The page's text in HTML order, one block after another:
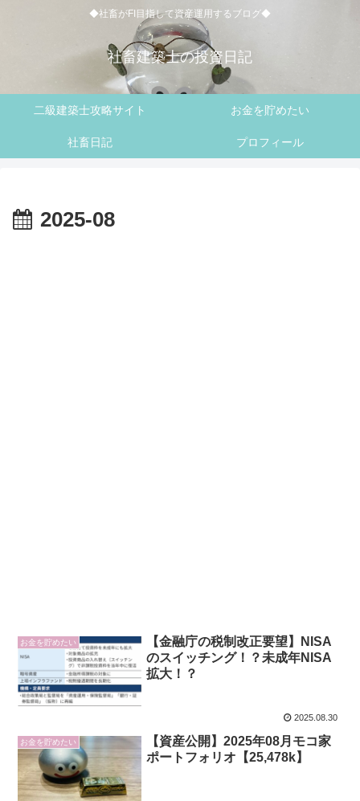
◆社畜がFI目指して資産運用するブログ◆
社畜建築士の投資日記
二級建築士攻略サイト お金を貯めたい
社畜日記 プロフィール
2025-08
お金を貯めたい
【金融庁の税制改正要望】NISA
のスイッチング！？未成年NISA
拡大！？
2025.08.30
お金を貯めたい
【資産公開】2025年08月モコ家
ポートフォリオ【25,478k】